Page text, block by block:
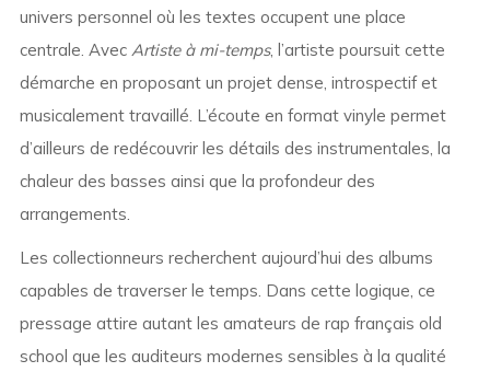
univers personnel où les textes occupent une place
centrale. Avec Artiste à mi-temps, l’artiste poursuit cette
démarche en proposant un projet dense, introspectif et
musicalement travaillé. L’écoute en format vinyle permet
d’ailleurs de redécouvrir les détails des instrumentales, la
chaleur des basses ainsi que la profondeur des
arrangements.
Les collectionneurs recherchent aujourd’hui des albums
capables de traverser le temps. Dans cette logique, ce
pressage attire autant les amateurs de rap français old
school que les auditeurs modernes sensibles à la qualité